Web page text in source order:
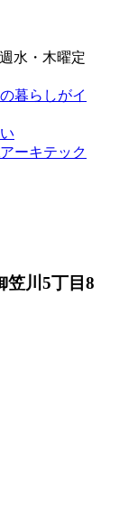
水・木曜定
暮らしがイ
アーキテック
笠川5丁目8